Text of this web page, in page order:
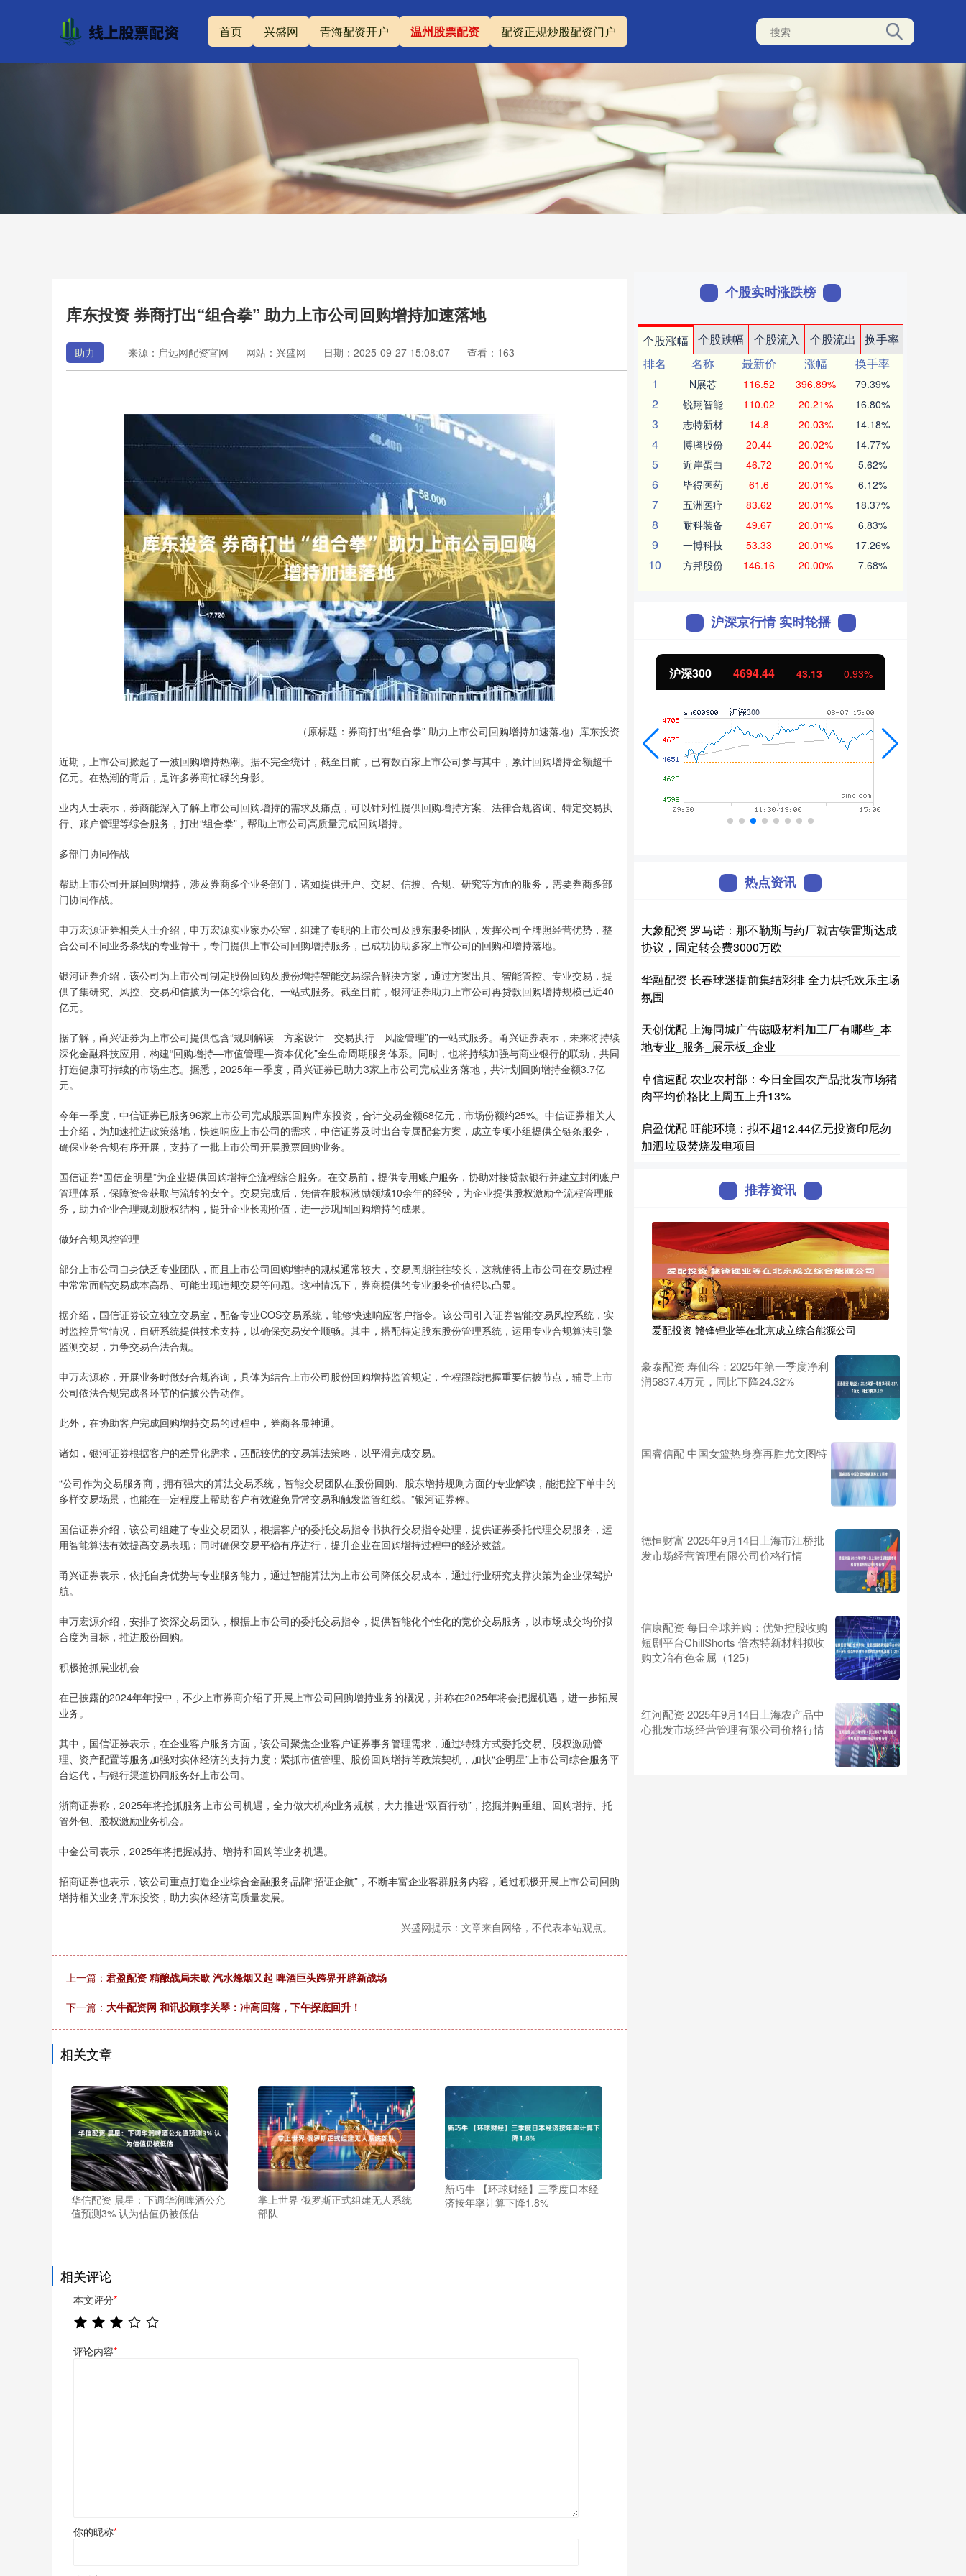
首页 兴盛网 青海配资开户 温州股票配资 配资正规炒股配资门户
库东投资 券商打出“组合拳” 助力上市公司回购增持加速落地
助力 来源：启远网配资官网 网站：兴盛网 日期：2025-09-27 15:08:07 查看：163
（原标题：券商打出“组合拳” 助力上市公司回购增持加速落地）库东投资
近期，上市公司掀起了一波回购增持热潮。据不完全统计，截至目前，已有数百家上市公司参与其中，累计回购增持金额超千
亿元。在热潮的背后，是许多券商忙碌的身影。
业内人士表示，券商能深入了解上市公司回购增持的需求及痛点，可以针对性提供回购增持方案、法律合规咨询、特定交易执
行、账户管理等综合服务，打出“组合拳”，帮助上市公司高质量完成回购增持。
多部门协同作战
帮助上市公司开展回购增持，涉及券商多个业务部门，诸如提供开户、交易、信披、合规、研究等方面的服务，需要券商多部
门协同作战。
申万宏源证券相关人士介绍，申万宏源实业家办公室，组建了专职的上市公司及股东服务团队，发挥公司全牌照经营优势，整
合公司不同业务条线的专业骨干，专门提供上市公司回购增持服务，已成功协助多家上市公司的回购和增持落地。
银河证券介绍，该公司为上市公司制定股份回购及股份增持智能交易综合解决方案，通过方案出具、智能管控、专业交易，提
供了集研究、风控、交易和信披为一体的综合化、一站式服务。截至目前，银河证券助力上市公司再贷款回购增持规模已近40
亿元。
据了解，甬兴证券为上市公司提供包含“规则解读—方案设计—交易执行—风险管理”的一站式服务。甬兴证券表示，未来将持续
深化金融科技应用，构建“回购增持—市值管理—资本优化”全生命周期服务体系。同时，也将持续加强与商业银行的联动，共同
打造健康可持续的市场生态。据悉，2025年一季度，甬兴证券已助力3家上市公司完成业务落地，共计划回购增持金额3.7亿
元。
今年一季度，中信证券已服务96家上市公司完成股票回购库东投资，合计交易金额68亿元，市场份额约25%。中信证券相关人
士介绍，为加速推进政策落地，快速响应上市公司的需求，中信证券及时出台专属配套方案，成立专项小组提供全链条服务，
确保业务合规有序开展，支持了一批上市公司开展股票回购业务。
国信证券“国信企明星”为企业提供回购增持全流程综合服务。在交易前，提供专用账户服务，协助对接贷款银行并建立封闭账户
管理体系，保障资金获取与流转的安全。交易完成后，凭借在股权激励领域10余年的经验，为企业提供股权激励全流程管理服
务，助力企业合理规划股权结构，提升企业长期价值，进一步巩固回购增持的成果。
做好合规风控管理
部分上市公司自身缺乏专业团队，而且上市公司回购增持的规模通常较大，交易周期往往较长，这就使得上市公司在交易过程
中常常面临交易成本高昂、可能出现违规交易等问题。这种情况下，券商提供的专业服务价值得以凸显。
据介绍，国信证券设立独立交易室，配备专业COS交易系统，能够快速响应客户指令。该公司引入证券智能交易风控系统，实
时监控异常情况，自研系统提供技术支持，以确保交易安全顺畅。其中，搭配特定股东股份管理系统，运用专业合规算法引擎
监测交易，力争交易合法合规。
申万宏源称，开展业务时做好合规咨询，具体为结合上市公司股份回购增持监管规定，全程跟踪把握重要信披节点，辅导上市
公司依法合规完成各环节的信披公告动作。
此外，在协助客户完成回购增持交易的过程中，券商各显神通。
诸如，银河证券根据客户的差异化需求，匹配较优的交易算法策略，以平滑完成交易。
“公司作为交易服务商，拥有强大的算法交易系统，智能交易团队在股份回购、股东增持规则方面的专业解读，能把控下单中的
多样交易场景，也能在一定程度上帮助客户有效避免异常交易和触发监管红线。”银河证券称。
国信证券介绍，该公司组建了专业交易团队，根据客户的委托交易指令书执行交易指令处理，提供证券委托代理交易服务，运
用智能算法有效提高交易表现；同时确保交易平稳有序进行，提升企业在回购增持过程中的经济效益。
甬兴证券表示，依托自身优势与专业服务能力，通过智能算法为上市公司降低交易成本，通过行业研究支撑决策为企业保驾护
航。
申万宏源介绍，安排了资深交易团队，根据上市公司的委托交易指令，提供智能化个性化的竞价交易服务，以市场成交均价拟
合度为目标，推进股份回购。
积极抢抓展业机会
在已披露的2024年年报中，不少上市券商介绍了开展上市公司回购增持业务的概况，并称在2025年将会把握机遇，进一步拓展
业务。
其中，国信证券表示，在企业客户服务方面，该公司聚焦企业客户证券事务管理需求，通过特殊方式委托交易、股权激励管
理、资产配置等服务加强对实体经济的支持力度；紧抓市值管理、股份回购增持等政策契机，加快“企明星”上市公司综合服务平
台迭代，与银行渠道协同服务好上市公司。
浙商证券称，2025年将抢抓服务上市公司机遇，全力做大机构业务规模，大力推进“双百行动”，挖掘并购重组、回购增持、托
管外包、股权激励业务机会。
中金公司表示，2025年将把握减持、增持和回购等业务机遇。
招商证券也表示，该公司重点打造企业综合金融服务品牌“招证企航”，不断丰富企业客群服务内容，通过积极开展上市公司回购
增持相关业务库东投资，助力实体经济高质量发展。
兴盛网提示：文章来自网络，不代表本站观点。
上一篇： 君盈配资 精酿战局未歇 汽水烽烟又起 啤酒巨头跨界开辟新战场
下一篇： 大牛配资网 和讯投顾李关琴：冲高回落，下午探底回升！
相关文章
华信配资 晨星：下调华润啤酒公允
值预测3% 认为估值仍被低估
掌上世界 俄罗斯正式组建无人系统
部队
新巧牛 【环球财经】三季度日本经
济按年率计算下降1.8%
相关评论
本文评分*
评论内容*
你的昵称*
个股实时涨跌榜
个股涨幅 个股跌幅 个股流入 个股流出
换手率
排名
名称 最新价 涨幅
换手率
1
N展芯 116.52 396.89% 79.39%
2 锐翔智能 110.02 20.21% 16.80%
3 志特新材 14.8 20.03% 14.18%
4 博腾股份 20.44 20.02% 14.77%
5 近岸蛋白 46.72 20.01% 5.62%
6 毕得医药 61.6 20.01% 6.12%
7 五洲医疗 83.62 20.01% 18.37%
8 耐科装备 49.67 20.01% 6.83%
9 一博科技 53.33 20.01% 17.26%
10 方邦股份 146.16 20.00% 7.68%
沪深京行情 实时轮播
上证指数 3940.04 39.68 1.02% 深证成指 14311.01 200.89 沪深300 4694.44 43.13 0.93%
热点资讯
大象配资 罗马诺：那不勒斯与药厂就古铁雷斯达成
协议，固定转会费3000万欧
华融配资 长春球迷提前集结彩排 全力烘托欢乐主场
氛围
天创优配 上海同城广告磁吸材料加工厂有哪些_本
地专业_服务_展示板_企业
卓信速配 农业农村部：今日全国农产品批发市场猪
肉平均价格比上周五上升13%
启盈优配 旺能环境：拟不超12.44亿元投资印尼勿
加泗垃圾焚烧发电项目
推荐资讯
爱配投资 赣锋锂业等在北京成立综合能源公司
豪泰配资 寿仙谷：2025年第一季度净利
润5837.4万元，同比下降24.32%
国睿信配 中国女篮热身赛再胜尤文图特
德恒财富 2025年9月14日上海市江桥批
发市场经营管理有限公司价格行情
信康配资 每日全球并购：优矩控股收购
短剧平台ChillShorts 倍杰特新材料拟收
购文冶有色金属（125）
红河配资 2025年9月14日上海农产品中
心批发市场经营管理有限公司价格行情